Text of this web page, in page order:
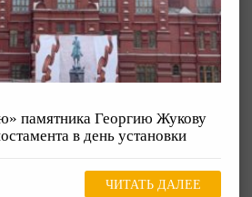
памятника Георгию Жукову
в день установки
ЧИТАТЬ ДАЛЕЕ